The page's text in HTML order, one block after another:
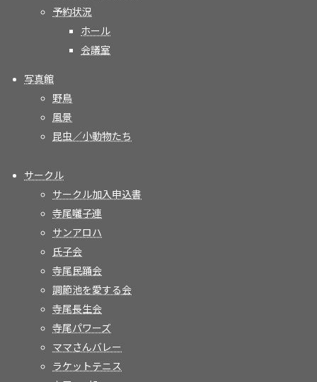
予約状況
ホール
会議室
写真館
野鳥
風景
昆虫／小動物たち
サークル
サークル加入申込書
寺尾囃子連
サンアロハ
氏子会
寺尾民踊会
調節池を愛する会
寺尾長生会
寺尾パワーズ
ママさんバレー
ラケットテニス